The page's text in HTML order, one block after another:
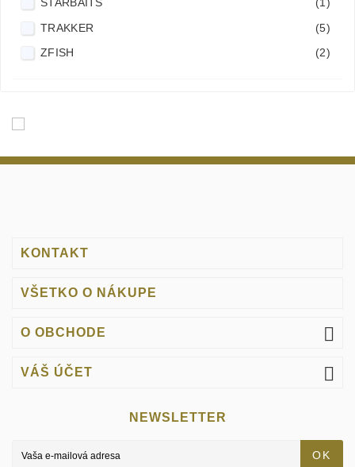
TRAKKER
(5)
ZFISH
(2)
KONTAKT
VŠETKO O NÁKUPE
O OBCHODE 
VÁŠ ÚČET 
NEWSLETTER
OK